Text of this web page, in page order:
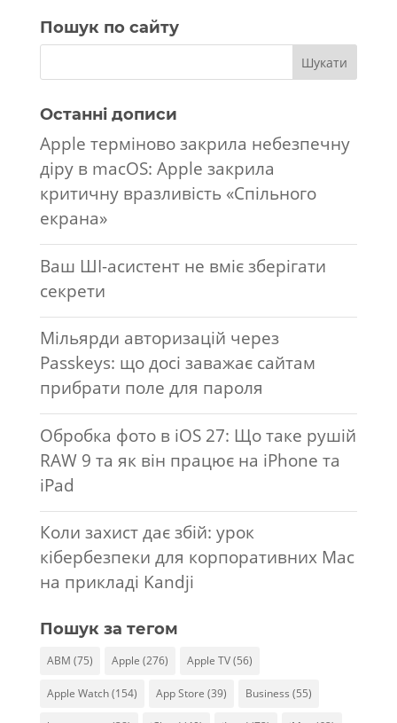
Пошук по сайту
Останні дописи
Apple терміново закрила небезпечну
діру в macOS: Apple закрила
критичну вразливість «Спільного
екрана»
Ваш ШІ-асистент не вміє зберігати
секрети
Мільярди авторизацій через
Passkeys: що досі заважає сайтам
прибрати поле для пароля
Обробка фото в iOS 27: Що таке рушій
RAW 9 та як він працює на iPhone та
iPad
Коли захист дає збій: урок
кібербезпеки для корпоративних Mac
на прикладі Kandji
Пошук за тегом
ABM (75) Apple (276) Apple TV(56)
Apple Watch(154) App Store (39) Business (55)